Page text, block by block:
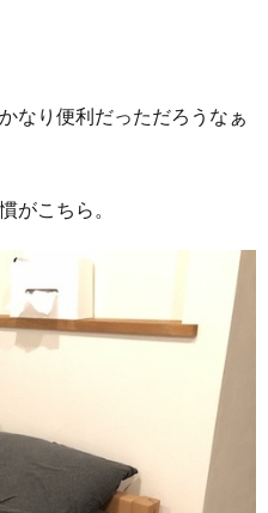
なり便利だっただろうなぁ
がこちら。